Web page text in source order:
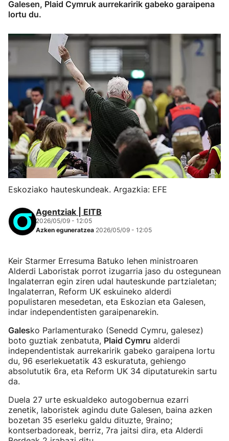
Galesen, Plaid Cymruk aurrekaririk gabeko garaipena
lortu du.
Eskoziako hauteskundeak. Argazkia: EFE
Agentziak | EITB
2026/05/09 - 12:05
Azken eguneratzea 2026/05/09 - 12:05
Keir Starmer Erresuma Batuko lehen ministroaren
Alderdi Laboristak porrot izugarria jaso du ostegunean
Ingalaterran egin ziren udal hauteskunde partzialetan;
Ingalaterran, Reform UK eskuineko alderdi
populistaren mesedetan, eta Eskozian eta Galesen,
indar independentisten garaipenarekin.
Galesko Parlamenturako (Senedd Cymru, galesez)
boto guztiak zenbatuta, Plaid Cymru alderdi
independentistak aurrekaririk gabeko garaipena lortu
du, 96 eserlekuetatik 43 eskuratuta, gehiengo
absolututik 6ra, eta Reform UK 34 diputaturekin sartu
da.
Duela 27 urte eskualdeko autogobernua ezarri
zenetik, laboristek agindu dute Galesen, baina azken
bozetan 35 eserleku galdu dituzte, 9raino;
kontserbadoreak, berriz, 7ra jaitsi dira, eta Alderdi